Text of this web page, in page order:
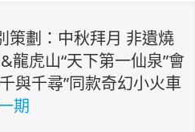
策劃：中秋拜月 非遺燒
龍虎山“天下第一仙泉”會
與千尋”同款奇幻小火車
期